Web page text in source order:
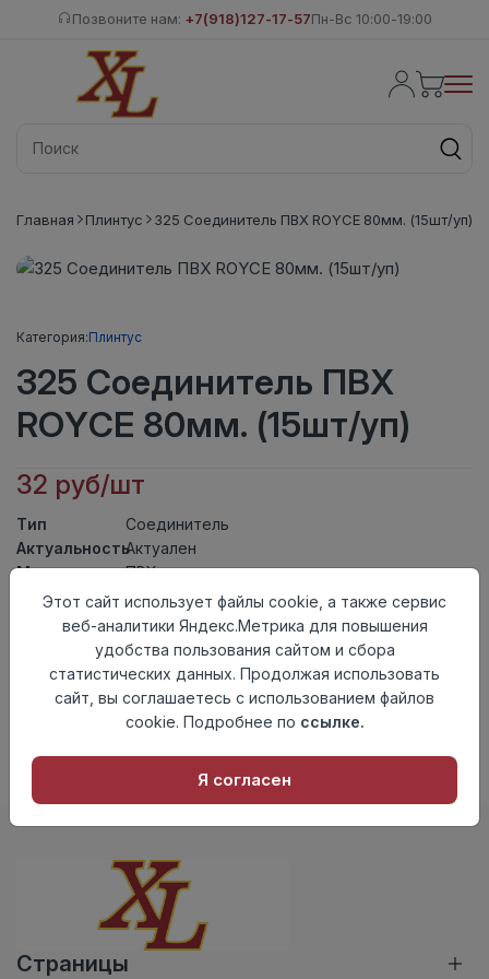
Позвоните нам: +7(918)127-17-57Пн-Вс 10:00-19:00
Главная Плинтус 325 Соединитель ПВХ ROYCE 80мм. (15шт/уп)
Категория:Плинтус
325 Соединитель ПВХ
ROYCE 80мм. (15шт/уп)
32 руб/шт
Тип
Соединитель
АктуальностьАктуален
Материал
ПВХ
Осталось118 шт
Добавить в корзину
Внимание! Внешний вид товара может отличаться от
представленного на настоящем сайте. Проверяйте
наличие необходимых характеристик и комплектации
в момент приобретения товара.
Страницы
Этот сайт использует файлы cookie, а также сервис
веб-аналитики Яндекс.Метрика для повышения
удобства пользования сайтом и сбора
статистических данных. Продолжая использовать
сайт, вы соглашаетесь с использованием файлов
cookie. Подробнее по ссылке.
Я согласен